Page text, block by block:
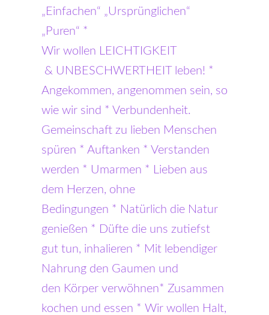
„Einfachen“ „Ursprünglichen“
„Puren“ *
Wir wollen LEICHTIGKEIT
& UNBESCHWERTHEIT leben! *
Angekommen, angenommen sein, so
wie wir sind * Verbundenheit.
Gemeinschaft zu lieben Menschen
spüren * Auftanken * Verstanden
werden * Umarmen * Lieben aus
dem Herzen, ohne
Bedingungen * Natürlich die Natur
genießen * Düfte die uns zutiefst
gut tun, inhalieren * Mit lebendiger
Nahrung den Gaumen und
den Körper verwöhnen* Zusammen
kochen und essen * Wir wollen Halt,